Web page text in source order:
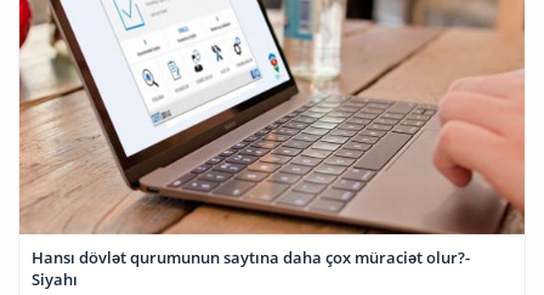
Hansı dövlət qurumunun saytına daha çox müraciət olur?-
Siyahı